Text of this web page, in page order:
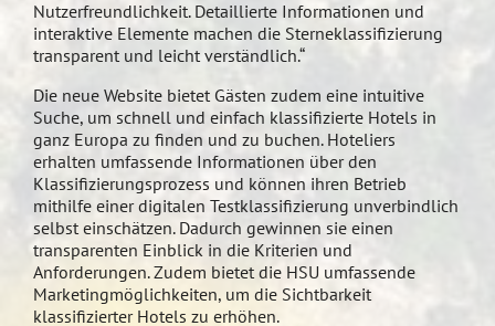
Nutzerfreundlichkeit. Detaillierte Informationen und
interaktive Elemente machen die Sterneklassifizierung
transparent und leicht verständlich.“
Die neue Website bietet Gästen zudem eine intuitive
Suche, um schnell und einfach klassifizierte Hotels in
ganz Europa zu finden und zu buchen. Hoteliers
erhalten umfassende Informationen über den
Klassifizierungsprozess und können ihren Betrieb
mithilfe einer digitalen Testklassifizierung unverbindlich
selbst einschätzen. Dadurch gewinnen sie einen
transparenten Einblick in die Kriterien und
Anforderungen. Zudem bietet die HSU umfassende
Marketingmöglichkeiten, um die Sichtbarkeit
klassifizierter Hotels zu erhöhen.